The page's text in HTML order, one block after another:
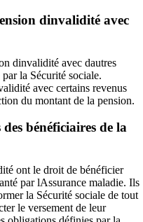
dinvalidité avec
dinvalidité avec dautres
la Sécurité sociale.
avec certains revenus
du montant de la pension.
bénéficiaires de la
ont le droit de bénéficier
par lAssurance maladie. Ils
la Sécurité sociale de tout
le versement de leur